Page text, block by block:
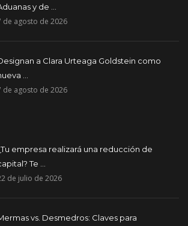
y de ...
de agosto de 2026
a Clara Urteaga Goldstein como
...
de agosto de 2026
empresa realizará una reducción de
Te ...
de julio de 2026
vs. Desmedros: Claves para